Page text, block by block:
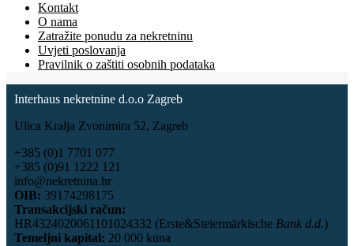
Kontakt
O nama
Zatražite ponudu za nekretninu
Uvjeti poslovanja
Pravilnik o zaštiti osobnih podataka
Interhaus nekretnine d.o.o Zagreb
Ulica Kralja Zvonimira 52, Zagreb
+385 (0)1 7701 077
+385 (0)91 1222 121
info@nekretnina.hr
OIB: 39174298175
Transakcijski račun:
HR4324020061101024332 (Erste&Steiermärkische Bank d.d.)
Temeljni kapital: 20 000 kuna